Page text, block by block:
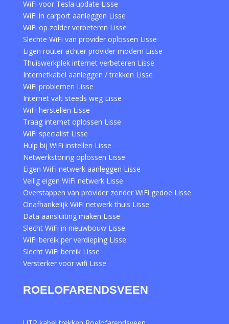
WiFi voor Tesla update Lisse
WiFi in carport aanleggen Lisse
WiFi op zolder verbeteren Lisse
Slechte WiFi van provider oplossen Lisse
Eigen router achter provider modem Lisse
Thuiswerkplek internet verbeteren Lisse
Internetkabel aanleggen / trekken Lisse
WiFi problemen Lisse
Internet valt steeds weg Lisse
WiFi herstellen Lisse
Traag internet oplossen Lisse
WiFi specialist Lisse
Hulp bij WiFi instellen Lisse
Netwerkstoring oplossen Lisse
Eigen WiFi netwerk aanleggen Lisse
Veilig eigen WiFi netwerk Lisse
Overstappen van provider zonder WiFi gedoe Lisse
Onafhankelijk WiFi netwerk thuis Lisse
Data aansluiting maken Lisse
Slecht WiFi in nieuwbouw Lisse
WiFi bereik per verdieping Lisse
Slecht WiFi bereik Lisse
Versterker voor wifi Lisse
ROELOFARENDSVEEN